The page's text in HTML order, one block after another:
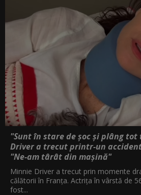
"Sunt în stare de șoc și plâng
Driver a trecut printr-un
"Ne-am târât din mașină"
Minnie Driver a trecut prin momente
călătorii în Franța. Actrița în vârstă de
fost...